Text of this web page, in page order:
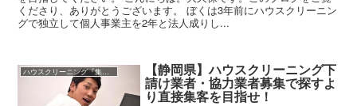
くださり、ありがとうございます。 ぼくは3年前にハウスクリーニン
グで独立して個人事業主を2年と法人成りし...
ハウスクリーニング『集客』（利益100万円/月） 【静岡県】ハウスクリーニング下
請け業者・協力業者募集で探すよ
り直接集客を目指せ！